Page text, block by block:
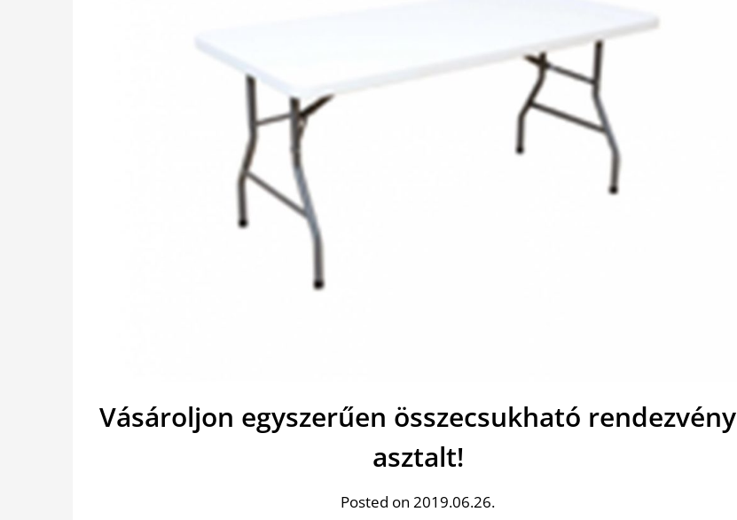
Vásároljon egyszerűen összecsukható rendezvény
asztalt!
Posted on 2019.06.26.